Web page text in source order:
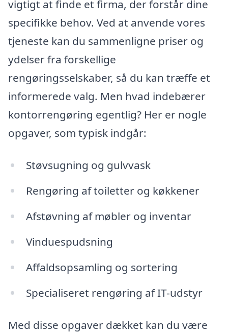
vigtigt at finde et firma, der forstår dine
specifikke behov. Ved at anvende vores
tjeneste kan du sammenligne priser og
ydelser fra forskellige
rengøringsselskaber, så du kan træffe et
informerede valg. Men hvad indebærer
kontorrengøring egentlig? Her er nogle
opgaver, som typisk indgår:
Støvsugning og gulvvask
Rengøring af toiletter og køkkener
Afstøvning af møbler og inventar
Vinduespudsning
Affaldsopsamling og sortering
Specialiseret rengøring af IT-udstyr
Med disse opgaver dækket kan du være